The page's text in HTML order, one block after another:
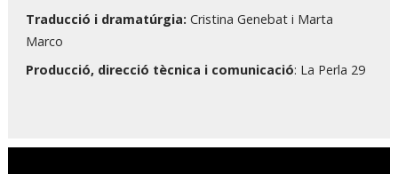
Traducció i dramatúrgia: Cristina Genebat i Marta
Marco
Producció, direcció tècnica i comunicació: La Perla 29